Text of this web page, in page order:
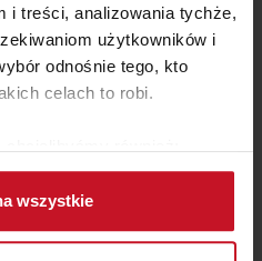
i treści, analizowania tychże,
użytkowników i
odnośnie tego, kto
celach to robi.
Twojej lokalizacji
nawet do kilku metrów
urządzenie, aktywnie
wszystkie
POST